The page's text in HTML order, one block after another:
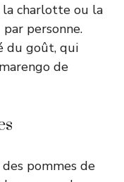
la charlotte ou la
personne.
du goût, qui
de
pommes de